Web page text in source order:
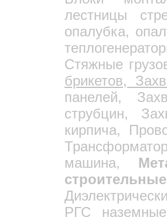
лестницы
опалубка,
Стяжные
брикетов,
панелей,
струбцин,
кирпича,
машина,
РГС